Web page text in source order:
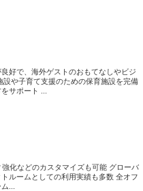
好で、海外ゲストのおもてなしやビジ
や子育て支援のための保育施設を完備
サポート ...
化などのカスタマイズも可能 グローバ
ルームとしての利用実績も多数 全オフ
...